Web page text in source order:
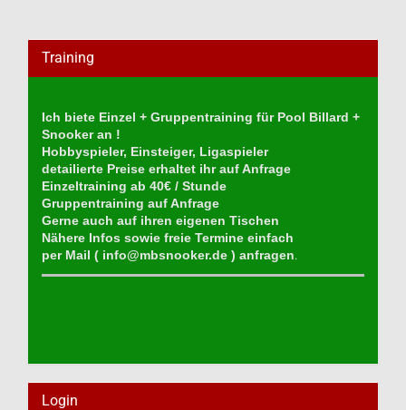
Training
Ich biete Einzel + Gruppentraining für Pool Billard +
Snooker an !
Hobbyspieler, Einsteiger, Ligaspieler
detailierte Preise erhaltet ihr auf Anfrage
Einzeltraining ab 40€ / Stunde
Gruppentraining auf Anfrage
Gerne auch auf ihren eigenen Tischen
Nähere Infos sowie freie Termine einfach
per Mail ( info@mbsnooker.de ) anfragen.
Login